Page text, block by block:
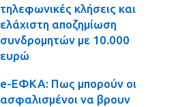
τηλεφωνικές κλήσεις και
ελάχιστη αποζημίωση
συνδρομητών με 10.000
ευρώ
e-ΕΦΚΑ: Πως μπορούν οι
ασφαλισμένοι να βρουν